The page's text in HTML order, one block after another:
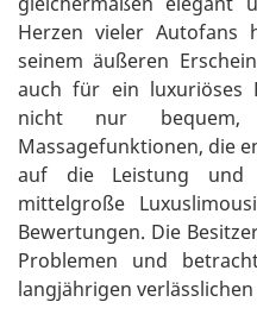
Herzen vieler Autofans
seinem äußeren
auch für ein luxuriöses
nicht nur
Massagefunktionen, die
auf die Leistung und
mittelgroße
Bewertungen. Die
Problemen und
langjährigen